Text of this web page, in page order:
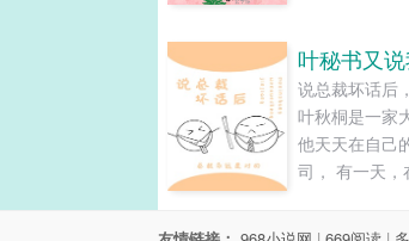
选择。周长城
许多其他人一
县慢慢生活老
周长城失去了
不得不离开此
人的选择，让
叶秘书又
说总裁坏话后
叶秋桐是一家
他天天在自己
司， 有一天，
病。” 路过的